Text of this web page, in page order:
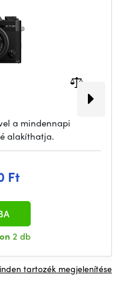
a mindennapi
alakíthatja.
Ft
2 db
tartozék megjelenítése